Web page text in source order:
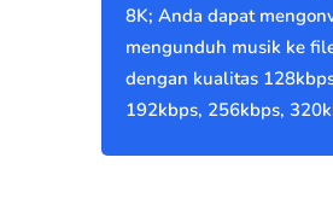
8K; Anda dapat
mengunduh musik ke
dengan kualitas
192kbps, 256kbps,